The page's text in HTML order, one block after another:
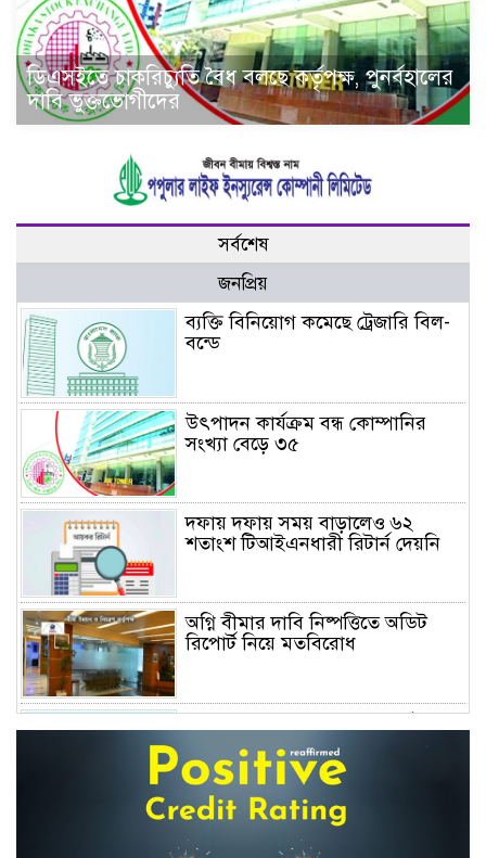
ডিএসইতে চাকরিচ্যুতি বৈধ বলছে কর্তৃপক্ষ, পুনর্বহালের
দাবি ভুক্তভোগীদের
সর্বশেষ
জনপ্রিয়
ব্যক্তি বিনিয়োগ কমেছে ট্রেজারি বিল-
বন্ডে
উৎপাদন কার্যক্রম বন্ধ কোম্পানির
সংখ্যা বেড়ে ৩৫
দফায় দফায় সময় বাড়ালেও ৬২
শতাংশ টিআইএনধারী রিটার্ন দেয়নি
অগ্নি বীমার দাবি নিষ্পত্তিতে অডিট
রিপোর্ট নিয়ে মতবিরোধ
সংকুচিত হচ্ছে আর্থিক প্রতিষ্ঠান খাত